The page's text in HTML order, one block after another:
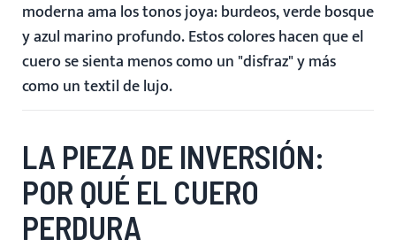
moderna ama los tonos joya: burdeos, verde bosque
y azul marino profundo. Estos colores hacen que el
cuero se sienta menos como un "disfraz" y más
como un textil de lujo.
LA PIEZA DE INVERSIÓN:
POR QUÉ EL CUERO
PERDURA